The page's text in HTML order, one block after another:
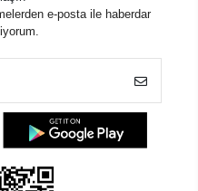
e-posta ile haberdar